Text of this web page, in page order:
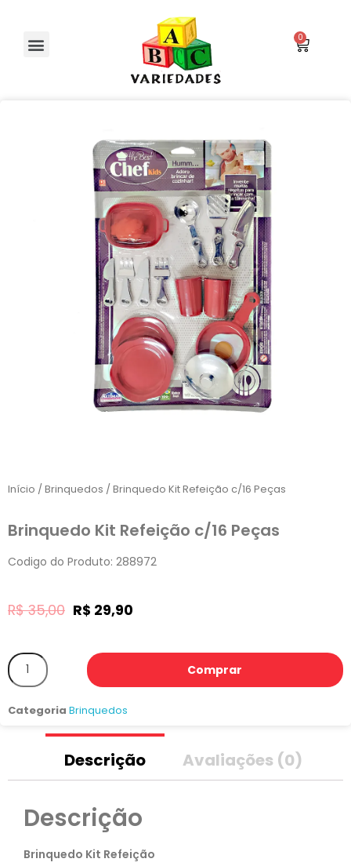
Início / Brinquedos / Brinquedo Kit Refeição c/16 Peças
Brinquedo Kit Refeição c/16 Peças
Codigo do Produto: 288972
R$35,00 R$ 29,90
Comprar
Categoria Brinquedos
Descrição Avaliações (0)
Descrição
Brinquedo Kit Refeição